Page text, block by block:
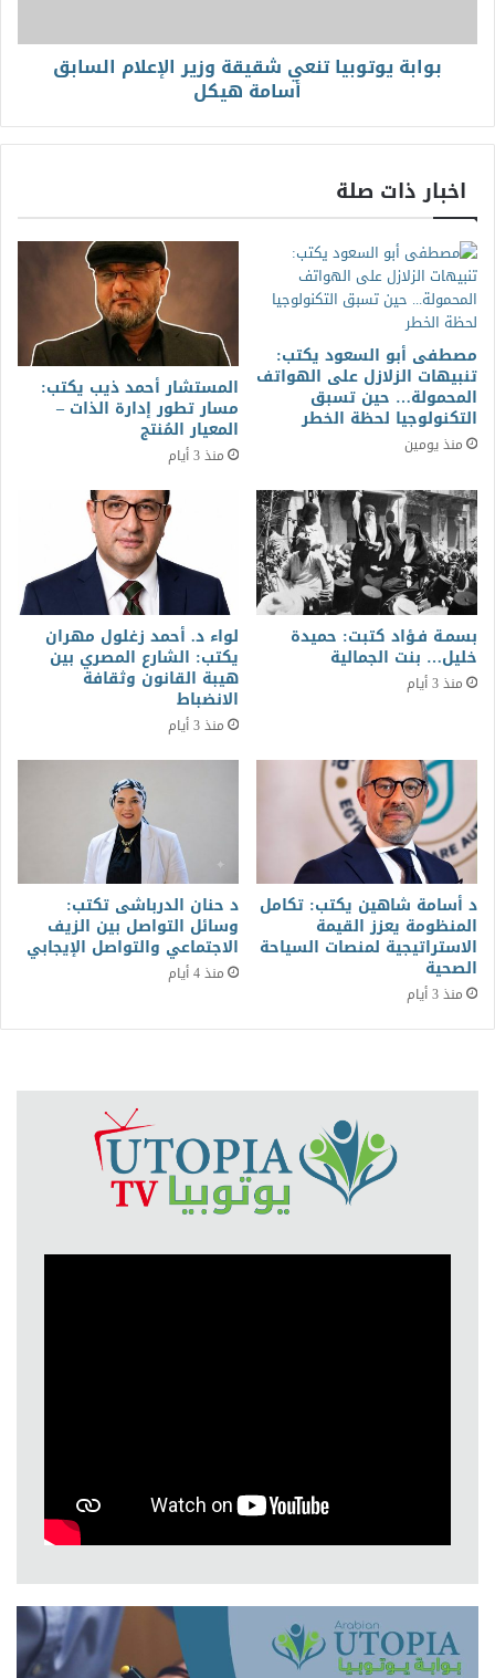
بوابة يوتوبيا تنعي شقيقة وزير الإعلام السابق
أسامة هيكل
اخبار ذات صلة
مصطفى أبو السعود يكتب:
تنبيهات الزلازل على الهواتف
المحمولة… حين تسبق
التكنولوجيا لحظة الخطر
منذ يومين
المستشار أحمد ذيب يكتب:
مسار تطور إدارة الذات –
المعيار المُنتج
منذ 3 أيام
بسمـة فـؤاد كتبت: حميدة
خليل… بنت الجمالية
منذ 3 أيام
لواء د. أحمد زغلول مهران
يكتب: الشارع المصري بين
هيبة القانون وثقافة
الانضباط
منذ 3 أيام
د أسامة شاهين يكتب: تكامل
المنظومة يعزز القيمة
الاستراتيجية لمنصات السياحة
الصحية
منذ 3 أيام
د حنان الدرباشى تكتب:
وسائل التواصل بين الزيف
الاجتماعي والتواصل الإيجابي
منذ 4 أيام